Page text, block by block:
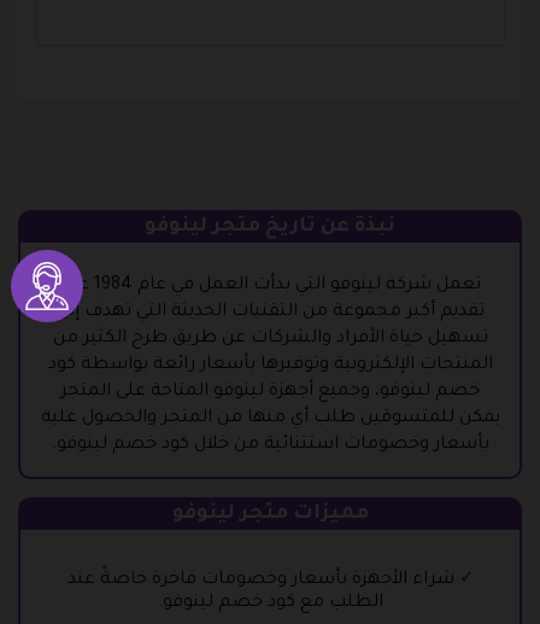
نبذة عن تاريخ متجر لينوفو
تعمل شركة لينوفو التي بدأت العمل في عام 1984 على
تقديم أكبر مجموعة من التقنيات الحديثة التي تهدف إلى
تسهيل حياة الأفراد والشركات عن طريق طرح الكثير من
المنتجات الإلكترونية وتوفيرها بأسعار رائعة بواسطة كود
خصم لينوفو، وجميع أجهزة لينوفو المتاحة على المتجر
يمكن للمتسوقين طلب أي منها من المتجر والحصول عليه
بأسعار وخصومات استثنائية من خلال كود خصم لينوفو.
مميزات متجر لينوفو
شراء الأجهزة بأسعار وخصومات فاخرة خاصةً عند
الطلب مع كود خصم لينوفو.